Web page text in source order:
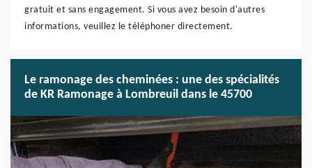
gratuit et sans engagement. Si vous avez besoin d'autres
informations, veuillez le téléphoner directement.
Le ramonage des cheminées : une des spécialités
de KR Ramonage à Lombreuil dans le 45700